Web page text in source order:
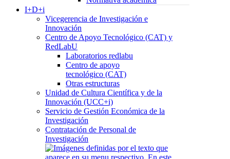
I+D+i
Vicegerencia de Investigación e
Innovación
Centro de Apoyo Tecnológico (CAT) y
RedLabU
Laboratorios redlabu
Centro de apoyo
tecnológico (CAT)
Otras estructuras
Unidad de Cultura Científica y de la
Innovación (UCC+i)
Servicio de Gestión Económica de la
Investigación
Contratación de Personal de
Investigación